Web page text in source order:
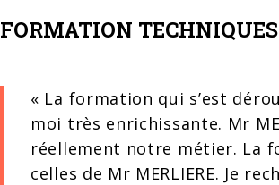
FORMATION
« La formation qui s’est
moi très enrichissante. Mr
réellement notre métier. La
celles de Mr MERLIERE. Je